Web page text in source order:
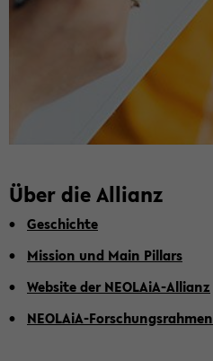
Über die Al­li­anz
Ge­schich­te
Mis­si­on und Main Pil­lars
Web­site der NEOLAiA-​Allianz
NEOLAiA-​Forschungsrahmen